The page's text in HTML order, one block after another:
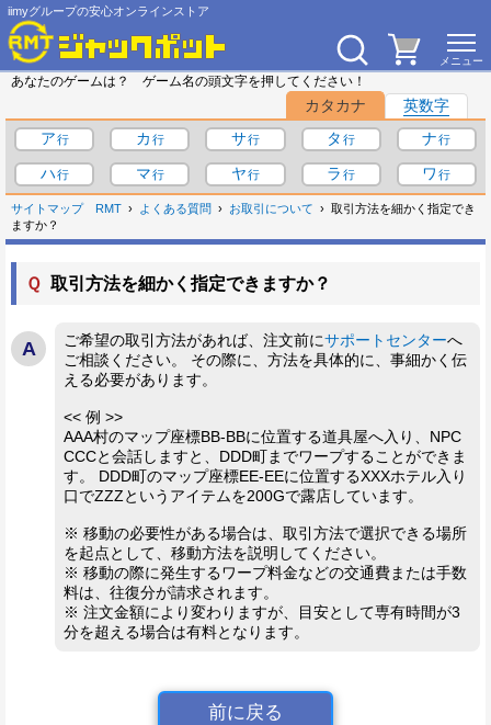
iimyグループの安心オンラインストア
あなたのゲームは？ ゲーム名の頭文字を押してください！
カタカナ
英数字
ア
カ サ タ
ナ
ハ
マ ヤ ラ ワ
サイトマップ RMT よくある質問 お取引について
取引方法を細かく指定でき
ますか？
Ｑ 取引方法を細かく指定できますか？
ご希望の取引方法があれば、注文前にサポートセンターへ
ご相談ください。 その際に、方法を具体的に、事細かく伝
える必要があります。
<< 例 >>
AAA村のマップ座標BB-BBに位置する道具屋へ入り、NPC
CCCと会話しますと、DDD町までワープすることができま
す。 DDD町のマップ座標EE-EEに位置するXXXホテル入り
口でZZZというアイテムを200Gで露店しています。
※ 移動の必要性がある場合は、取引方法で選択できる場所
を起点として、移動方法を説明してください。
※ 移動の際に発生するワープ料金などの交通費または手数
料は、往復分が請求されます。
※ 注文金額により変わりますが、目安として専有時間が3
分を超える場合は有料となります。
前に戻る